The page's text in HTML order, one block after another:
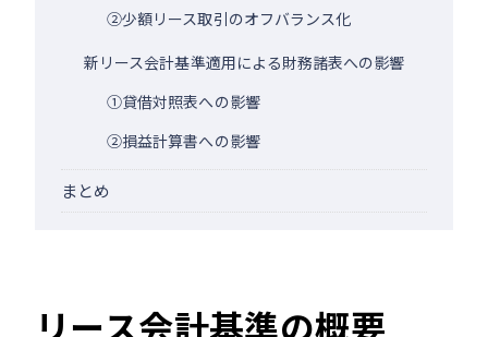
②少額リース取引のオフバランス化
新リース会計基準適用による財務諸表への影響
①貸借対照表への影響
②損益計算書への影響
まとめ
リース会計基準の概要